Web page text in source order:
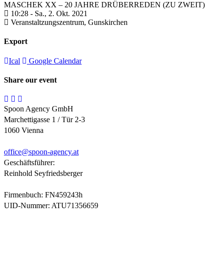
MASCHEK XX – 20 JAHRE DRÜBERREDEN (ZU ZWEIT)
10:28 - Sa., 2. Okt. 2021
Veranstaltzungszentrum, Gunskirchen
Export
Ical Google Calendar
Share our event
Spoon Agency GmbH
Marchettigasse 1 / Tür 2-3
1060 Vienna
office@spoon-agency.at
Geschäftsführer:
Reinhold Seyfriedsberger
Firmenbuch: FN459243h
UID-Nummer: ATU71356659